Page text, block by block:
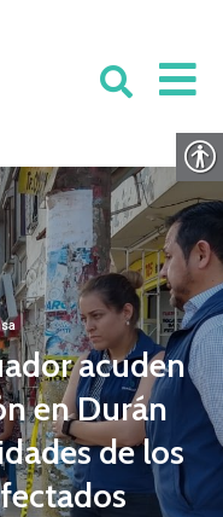
acuden
en Durán
de los